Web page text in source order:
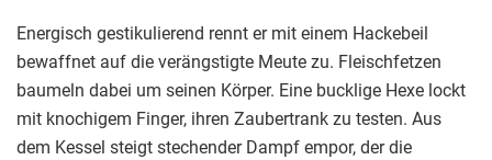
Energisch gestikulierend rennt er mit einem Hackebeil
bewaffnet auf die verängstigte Meute zu. Fleischfetzen
baumeln dabei um seinen Körper. Eine bucklige Hexe lockt
mit knochigem Finger, ihren Zaubertrank zu testen. Aus
dem Kessel steigt stechender Dampf empor, der die